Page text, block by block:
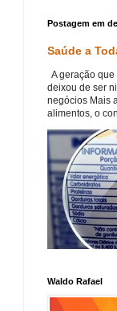
Postagem em
Saúde a
A geração
deixou de ser
negócios Mais
alimentos, o
Waldo Rafael